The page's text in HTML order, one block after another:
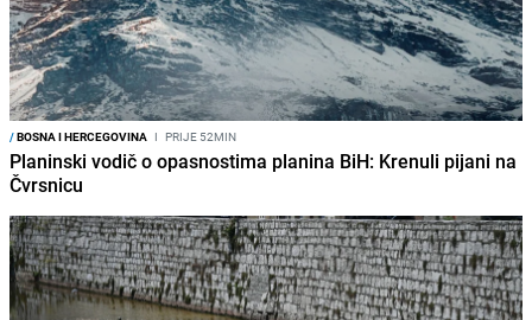
/BOSNA I HERCEGOVINA I PRIJE 52MIN
Planinski vodič o opasnostima planina BiH: Krenuli pijani na
Čvrsnicu